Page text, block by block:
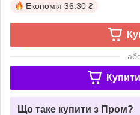
Економія 36.30 ₴
Що таке купити з Пром?